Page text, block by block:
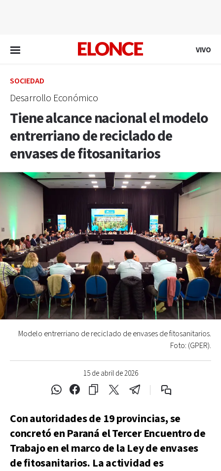
VIVO
SOCIEDAD
Desarrollo Económico
Tiene alcance nacional el modelo
entrerriano de reciclado de
envases de fitosanitarios
15 de abril de 2026
Modelo entrerriano de reciclado de envases de fitosanitarios.
Foto: (GPER).
Con autoridades de 19 provincias, se
concretó en Paraná el Tercer Encuentro de
Trabajo en el marco de la Ley de envases
de fitosanitarios. La actividad es